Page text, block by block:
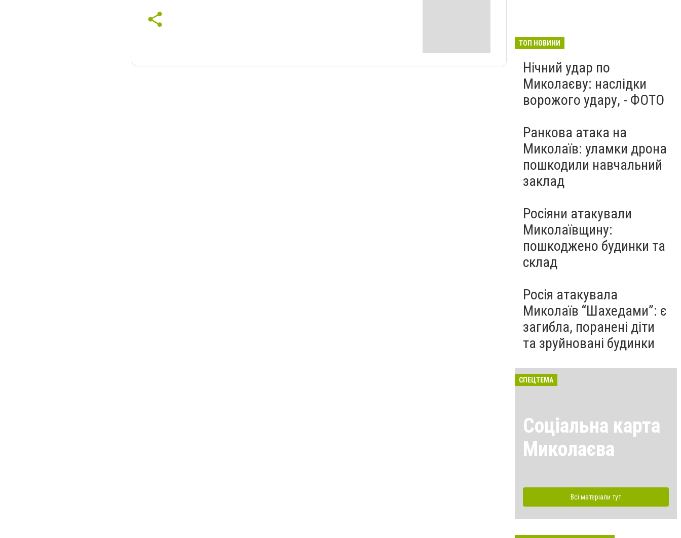
ТОП НОВИНИ
Нічний удар по
Миколаєву: наслідки
ворожого удару, - ФОТО
Ранкова атака на
Миколаїв: уламки дрона
пошкодили навчальний
заклад
Росіяни атакували
Миколаївщину:
пошкоджено будинки та
склад
Росія атакувала
Миколаїв “Шахедами”: є
загибла, поранені діти
та зруйновані будинки
СПЕЦТЕМА
Соціальна карта
Миколаєва
Всі матеріали тут